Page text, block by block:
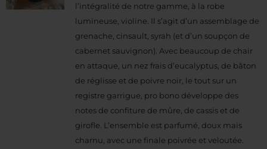
l’intégralité de notre gamme, à la robe
lumineuse, violine. Il s’agit d’un assemblage de
grenache, cinsault, syrah (et d’un soupçon de
cabernet sauvignon). Avec beaucoup de chair
en attaque, un nez frais d’eucalyptus, de bâton
de réglisse et de poivre noir, le tout sur un
registre garrigue, pro bono développe des
notes de confiture de mûre, de cassis et de
girofle. L’ensemble est parfumé, doux mais
charnu, avec une finale poivrée et veloutée.